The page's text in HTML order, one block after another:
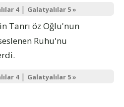
4| Galatyalılar 5 »
Tanrı öz Oğlu'nun
Ruhu'nu
4| Galatyalılar 5 »